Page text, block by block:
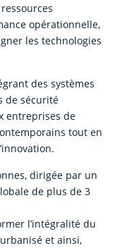
opérationnelle,
les technologies
des systèmes
de sécurité
entreprises de
tout en
dirigée par un
de plus de 3
l’intégralité du
et ainsi,